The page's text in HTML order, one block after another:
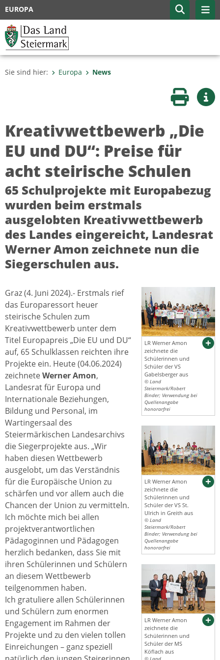
EUROPA
Sie sind hier: Europa News
Seite
Kreativwettbewerb „Die
EU und DU“: Preise für
acht steirische Schulen
65 Schulprojekte mit Europabezug
wurden beim erstmals
ausgelobten Kreativwettbewerb
des Landes eingereicht, Landesrat
Werner Amon zeichnete nun die
Siegerschulen aus.
LR Werner Amon
zeichnete die
Schülerinnen und
Schüler der VS
Gabelsberger aus
© Land
Steiermark/Robert
Binder; Verwendung bei
Quellenangabe
honorarfrei
LR Werner Amon
zeichnete die
Schülerinnen und
Schüler der VS St.
Ulrich in Greith aus
© Land
Steiermark/Robert
Binder; Verwendung bei
Quellenangabe
honorarfrei
LR Werner Amon
zeichnete die
Schülerinnen und
Schüler der MS
Köflach aus
Graz (4. Juni 2024).- Erstmals rief
das Europaressort heuer
steirische Schulen zum
Kreativwettbewerb unter dem
Titel Europapreis „Die EU und DU“
auf, 65 Schulklassen reichten ihre
Projekte ein. Heute (04.06.2024)
zeichneteWerner Amon,
Landesrat für Europa und
Internationale Beziehungen,
Bildung und Personal, im
Wartingersaal des
Steiermärkischen Landesarchivs
die Siegerprojekte aus. „Wir
haben diesen Wettbewerb
ausgelobt, um das Verständnis
für die Europäische Union zu
schärfen und vor allem auch die
Chancen der Union zu vermitteln.
Ich möchte mich bei allen
projektverantwortlichen
Pädagoginnen und Pädagogen
herzlich bedanken, dass Sie mit
ihren Schülerinnen und Schülern
an diesem Wettbewerb
teilgenommen haben.
Ich gratuliere allen Schülerinnen
und Schülern zum enormen
Engagement im Rahmen der
Projekte und zu den vielen tollen
Einreichungen – ganz speziell